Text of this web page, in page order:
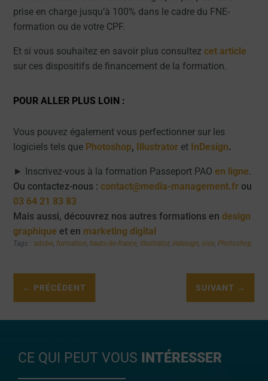
prise en charge jusqu’à 100% dans le cadre du FNE-
formation ou de votre CPF.
Et si vous souhaitez en savoir plus consultezcet article
sur ces dispositifs de financement de la formation.
POUR ALLER PLUS LOIN :
Vous pouvez également vous perfectionner sur les
logiciels tels que Photoshop, Illustrator et InDesign.
► Inscrivez-vous à la formation Passeport PAOen ligne.
Ou contactez-nous :contact@media-management.fr ou
03 64 21 83 83
Mais aussi, découvrez nos autres formations endesign
graphique et en marketing digital
Tags :adobe, formation,hauts-de-france,illustrator,indesign,oise,Photoshop
← PRÉCÉDENT SUIVANT →
CE QUI PEUT VOUS INTÉRESSER